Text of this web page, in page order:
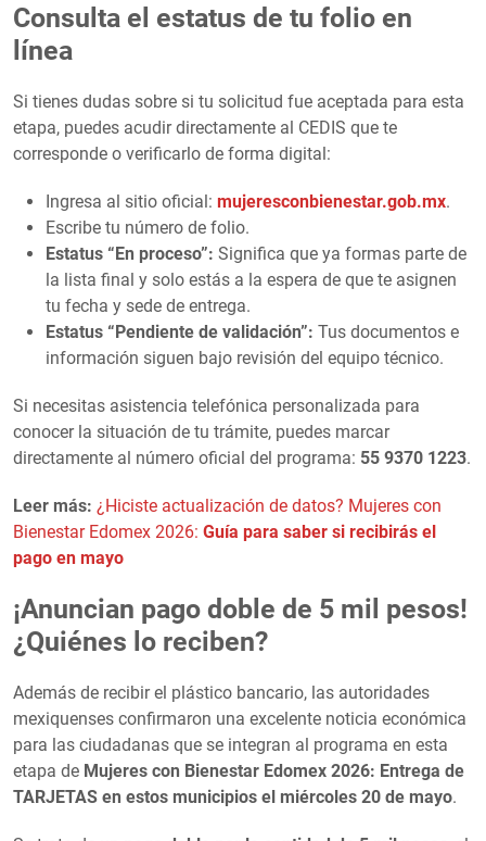
Consulta el estatus de tu folio en
línea
Si tienes dudas sobre si tu solicitud fue aceptada para esta
etapa, puedes acudir directamente al CEDIS que te
corresponde o verificarlo de forma digital:
Ingresa al sitio oficial: mujeresconbienestar.gob.mx.
Escribe tu número de folio.
Estatus “En proceso”: Significa que ya formas parte de
la lista final y solo estás a la espera de que te asignen
tu fecha y sede de entrega.
Estatus “Pendiente de validación”: Tus documentos e
información siguen bajo revisión del equipo técnico.
Si necesitas asistencia telefónica personalizada para
conocer la situación de tu trámite, puedes marcar
directamente al número oficial del programa: 55 9370 1223.
Leer más: ¿Hiciste actualización de datos? Mujeres con
Bienestar Edomex 2026: Guía para saber si recibirás el
pago en mayo
¡Anuncian pago doble de 5 mil pesos!
¿Quiénes lo reciben?
Además de recibir el plástico bancario, las autoridades
mexiquenses confirmaron una excelente noticia económica
para las ciudadanas que se integran al programa en esta
etapa de Mujeres con Bienestar Edomex 2026: Entrega de
TARJETAS en estos municipios el miércoles 20 de mayo.